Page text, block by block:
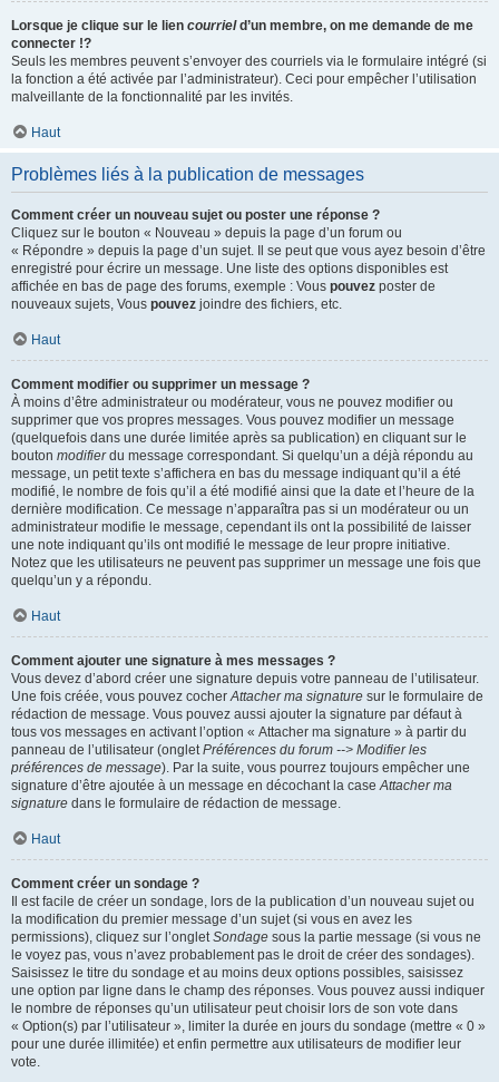
Lorsque je clique sur le lien courrield’un membre, on me demande de me
connecter !?
Seuls les membres peuvent s’envoyer des courriels via le formulaire intégré (si
la fonction a été activée par l’administrateur). Ceci pour empêcher l’utilisation
malveillante de la fonctionnalité par les invités.
Haut
Problèmes liés à la publication de messages
Comment créer un nouveau sujet ou poster une réponse ?
Cliquez sur le bouton « Nouveau » depuis la page d’un forum ou
« Répondre » depuis la page d’un sujet. Il se peut que vous ayez besoin d’être
enregistré pour écrire un message. Une liste des options disponibles est
affichée en bas de page des forums, exemple : Vous pouvez poster de
nouveaux sujets, Vous pouvez joindre des fichiers, etc.
Haut
Comment modifier ou supprimer un message ?
À moins d’être administrateur ou modérateur, vous ne pouvez modifier ou
supprimer que vos propres messages. Vous pouvez modifier un message
(quelquefois dans une durée limitée après sa publication) en cliquant sur le
bouton modifierdu message correspondant. Si quelqu’un a déjà répondu au
message, un petit texte s’affichera en bas du message indiquant qu’il a été
modifié, le nombre de fois qu’il a été modifié ainsi que la date et l’heure de la
dernière modification. Ce message n’apparaîtra pas si un modérateur ou un
administrateur modifie le message, cependant ils ont la possibilité de laisser
une note indiquant qu’ils ont modifié le message de leur propre initiative.
Notez que les utilisateurs ne peuvent pas supprimer un message une fois que
quelqu’un y a répondu.
Haut
Comment ajouter une signature à mes messages ?
Vous devez d’abord créer une signature depuis votre panneau de l’utilisateur.
Une fois créée, vous pouvez cocherAttacher ma signature sur le formulaire de
rédaction de message. Vous pouvez aussi ajouter la signature par défaut à
tous vos messages en activant l’option « Attacher ma signature » à partir du
panneau de l’utilisateur (ongletPréférences du forum --> Modifier les
préférences de message). Par la suite, vous pourrez toujours empêcher une
signature d’être ajoutée à un message en décochant la caseAttacher ma
signature dans le formulaire de rédaction de message.
Haut
Comment créer un sondage ?
Il est facile de créer un sondage, lors de la publication d’un nouveau sujet ou
la modification du premier message d’un sujet (si vous en avez les
permissions), cliquez sur l’ongletSondage sous la partie message (si vous ne
le voyez pas, vous n’avez probablement pas le droit de créer des sondages).
Saisissez le titre du sondage et au moins deux options possibles, saisissez
une option par ligne dans le champ des réponses. Vous pouvez aussi indiquer
le nombre de réponses qu’un utilisateur peut choisir lors de son vote dans
« Option(s) par l’utilisateur », limiter la durée en jours du sondage (mettre « 0 »
pour une durée illimitée) et enfin permettre aux utilisateurs de modifier leur
vote.